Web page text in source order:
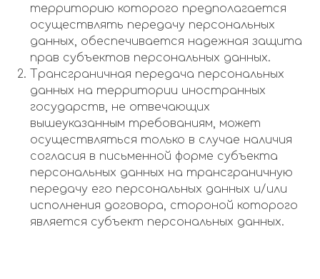
территорию которого предполагается
осуществлять передачу персональных
данных, обеспечивается надежная защита
прав субъектов персональных данных.
Трансграничная передача персональных
данных на территории иностранных
государств, не отвечающих
вышеуказанным требованиям, может
осуществляться только в случае наличия
согласия в письменной форме субъекта
персональных данных на трансграничную
передачу его персональных данных и/или
исполнения договора, стороной которого
является субъект персональных данных.